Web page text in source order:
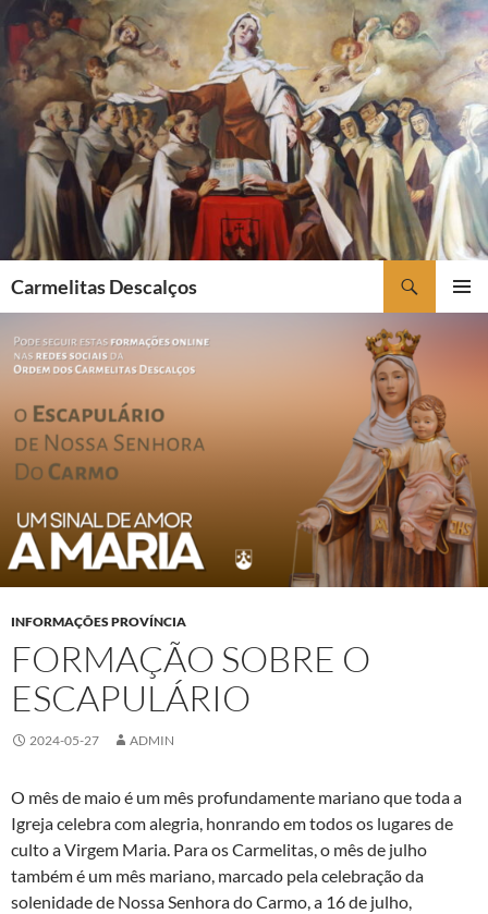
Saltar
para
o
conteúdo
Carmelitas Descalços
INFORMAÇÕES PROVÍNCIA
FORMAÇÃO SOBRE O
ESCAPULÁRIO
2024-05-27 ADMIN
O mês de maio é um mês profundamente mariano que toda a
Igreja celebra com alegria, honrando em todos os lugares de
culto a Virgem Maria. Para os Carmelitas, o mês de julho
também é um mês mariano, marcado pela celebração da
solenidade de Nossa Senhora do Carmo, a 16 de julho,